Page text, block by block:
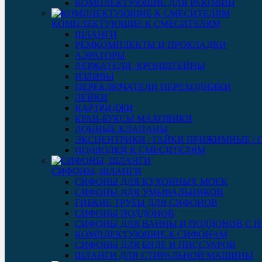
КОМПЛЕКТУЮЩИЕ ДЛЯ РАКОВИН
КОМПЛЕКТУЮЩИЕ К СМЕСИТЕЛЯМ
ШЛАНГИ
РЕМКОМПЛЕКТЫ И ПРОКЛАДКИ
АЭРАТОРЫ
ДЕРЖАТЕЛИ, КРОНШТЕЙНЫ
ИЗЛИВЫ
ПЕРЕКЛЮЧАТЕЛИ ПЕРЕХОДНИКИ
ЛЕЙКИ
КАРТРИДЖИ
КРАН-БУКСЫ МАХОВИКИ
ДОННЫЕ КЛАПАНЫ
ЭКСЦЕНТРИКИ / ГАЙКИ ПРИЖИМНЫЕ /
ПОДВОДКИ К СМЕСИТЕЛЯМ
СИФОНЫ, ШЛАНГИ
СИФОНЫ ДЛЯ КУХОННЫХ МОЕК
СИФОНЫ ДЛЯ УМЫВАЛЬНИКОВ
ГИБКИЕ ТРУБЫ ДЛЯ СИФОНОВ
СИФОНЫ ПОДДОНОВ
СИФОНЫ ДЛЯ ВАННЫ И ПОДДОНОВ С
КОМПЛЕКТУЮЩИЕ К СИФОНАМ
СИФОНЫ ДЛЯ БИДЕ И ПИССУАРОВ
ШЛАНГИ ДЛЯ СТИРАЛЬНОЙ МАШИНЫ